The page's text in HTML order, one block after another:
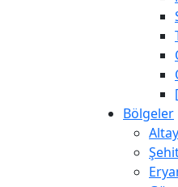
Bölgeler